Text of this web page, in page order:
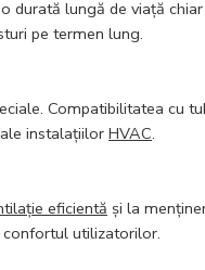
lungă de viață
pe termen lung.
Compatibilitatea cu
instalațiilor HVAC.
eficientă și la
confortul utilizatorilor.